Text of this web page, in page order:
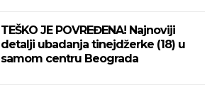
TEŠKO JE POVREĐENA! Najnoviji
detalji ubadanja tinejdžerke (18) u
samom centru Beograda